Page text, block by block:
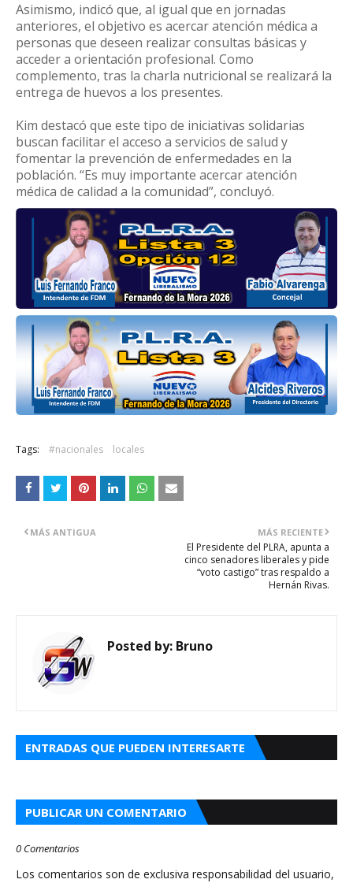
Asimismo, indicó que, al igual que en jornadas
anteriores, el objetivo es acercar atención médica a
personas que deseen realizar consultas básicas y
acceder a orientación profesional. Como
complemento, tras la charla nutricional se realizará la
entrega de huevos a los presentes.
Kim destacó que este tipo de iniciativas solidarias
buscan facilitar el acceso a servicios de salud y
fomentar la prevención de enfermedades en la
población. “Es muy importante acercar atención
médica de calidad a la comunidad”, concluyó.
Tags: #nacionales locales
MÁS RECIENTE
El Presidente del PLRA, apunta a
cinco senadores liberales y pide
“voto castigo” tras respaldo a
Hernán Rivas.
MÁS ANTIGUA
Posted by: Bruno
ENTRADAS QUE PUEDEN INTERESARTE
PUBLICAR UN COMENTARIO
0 Comentarios
Los comentarios son de exclusiva responsabilidad del usuario,